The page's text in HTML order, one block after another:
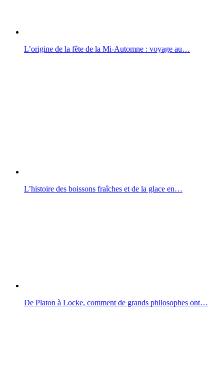
L’origine de la fête de la Mi-Automne : voyage au…
L’histoire des boissons fraîches et de la glace en…
De Platon à Locke, comment de grands philosophes ont…